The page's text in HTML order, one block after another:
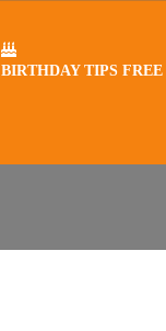
BIRTHDAY TIPS FREE